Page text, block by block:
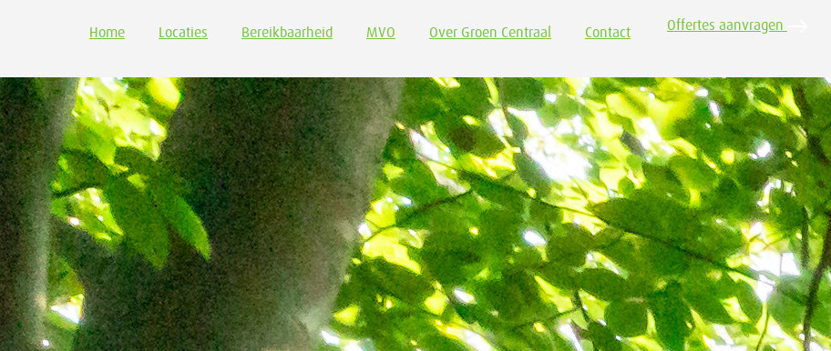
Home Locaties Bereikbaarheid MVO Over Groen Centraal Contact
Offertes aanvragen